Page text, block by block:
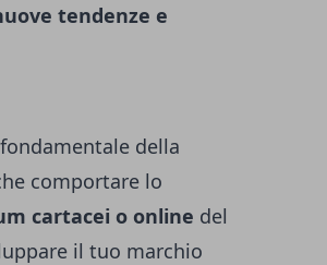
tendenze e
della
comportare lo
cartacei o online del
il tuo marchio